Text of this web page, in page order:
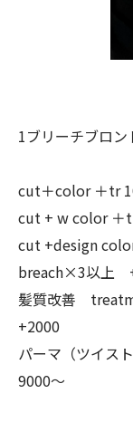
1ブリーチブロン
cut＋color ＋tr
cut + w color ＋
cut +design
breach×3以上
髪質改善
+2000
パーマ（ツイス
9000〜